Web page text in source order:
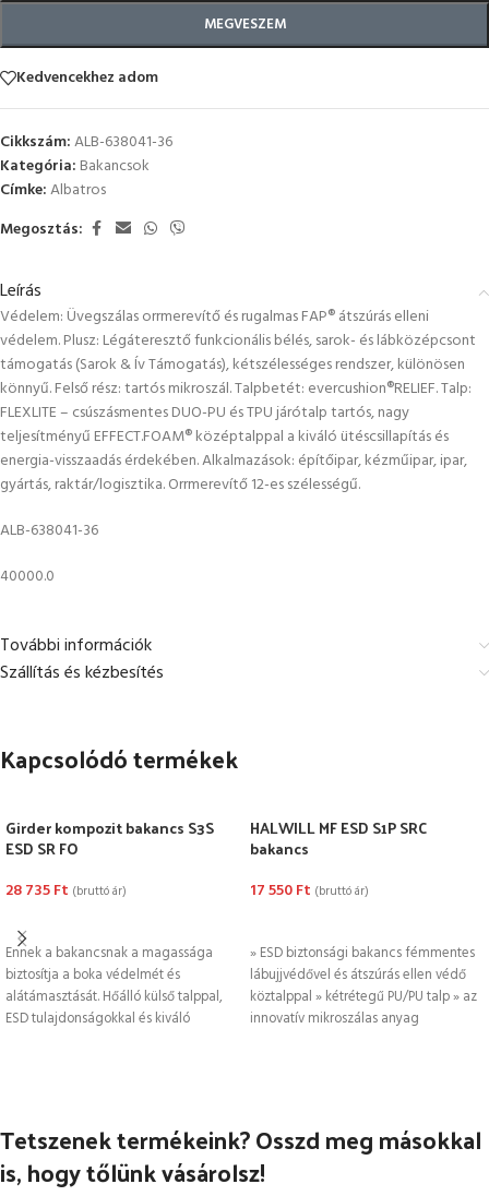
MEGVESZEM
Kedvencekhez adom
Cikkszám:ALB-638041-36
Kategória: Bakancsok
Címke:Albatros
Megosztás:
Leírás
Védelem: Üvegszálas orrmerevítő és rugalmas FAP® átszúrás elleni
védelem. Plusz: Légáteresztő funkcionális bélés, sarok- és lábközépcsont
támogatás (Sarok & Ív Támogatás), kétszélességes rendszer, különösen
könnyű. Felső rész: tartós mikroszál. Talpbetét: evercushion®RELIEF. Talp:
FLEXLITE – csúszásmentes DUO-PU és TPU járótalp tartós, nagy
teljesítményű EFFECT.FOAM® középtalppal a kiváló ütéscsillapítás és
energia-visszaadás érdekében. Alkalmazások: építőipar, kézműipar, ipar,
gyártás, raktár/logisztika. Orrmerevítő 12-es szélességű.
ALB-638041-36
40000.0
További információk
Szállítás és kézbesítés
Kapcsolódó termékek
Girder kompozit bakancs S3S
ESD SR FO
28 735Ft (bruttó ár)
Ennek a bakancsnak a magassága
biztosítja a boka védelmét és
alátámasztását. Hőálló külső talppal,
ESD tulajdonságokkal és kiváló
HALWILL MF ESD S1P SRC
bakancs
17 550Ft (bruttó ár)
» ESD biztonsági bakancs fémmentes
lábujjvédővel és átszúrás ellen védő
köztalppal » kétrétegű PU/PU talp » az
innovatív mikroszálas anyag
Tetszenek termékeink? Osszd meg másokkal
is, hogy tőlünk vásárolsz!